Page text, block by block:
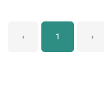
‹ 1 ›